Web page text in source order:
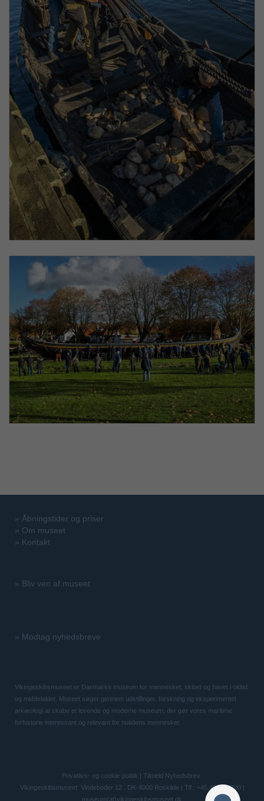
» Åbningstider og priser
» Om museet
» Kontakt
» Bliv ven af museet
» Modtag nyhedsbreve
Vikingeskibsmuseet er Danmarks museum for mennesket, skibet og havet i oldtid
og middelalder. Museet søger gennem udstillinger, forskning og eksperimentel
arkæologi at skabe et levende og moderne museum, der gør vores maritime
forhistorie interessant og relevant for nutidens mennesker.
Privatlivs- og cookie-politik
Tilmeld Nyhedsbrev
Vikingeskibsmuseet: Vindeboder 12 . DK-4000 Roskilde | Tlf.: +45 46 300 200 |
museum(at)vikingeskibsmuseet.dk